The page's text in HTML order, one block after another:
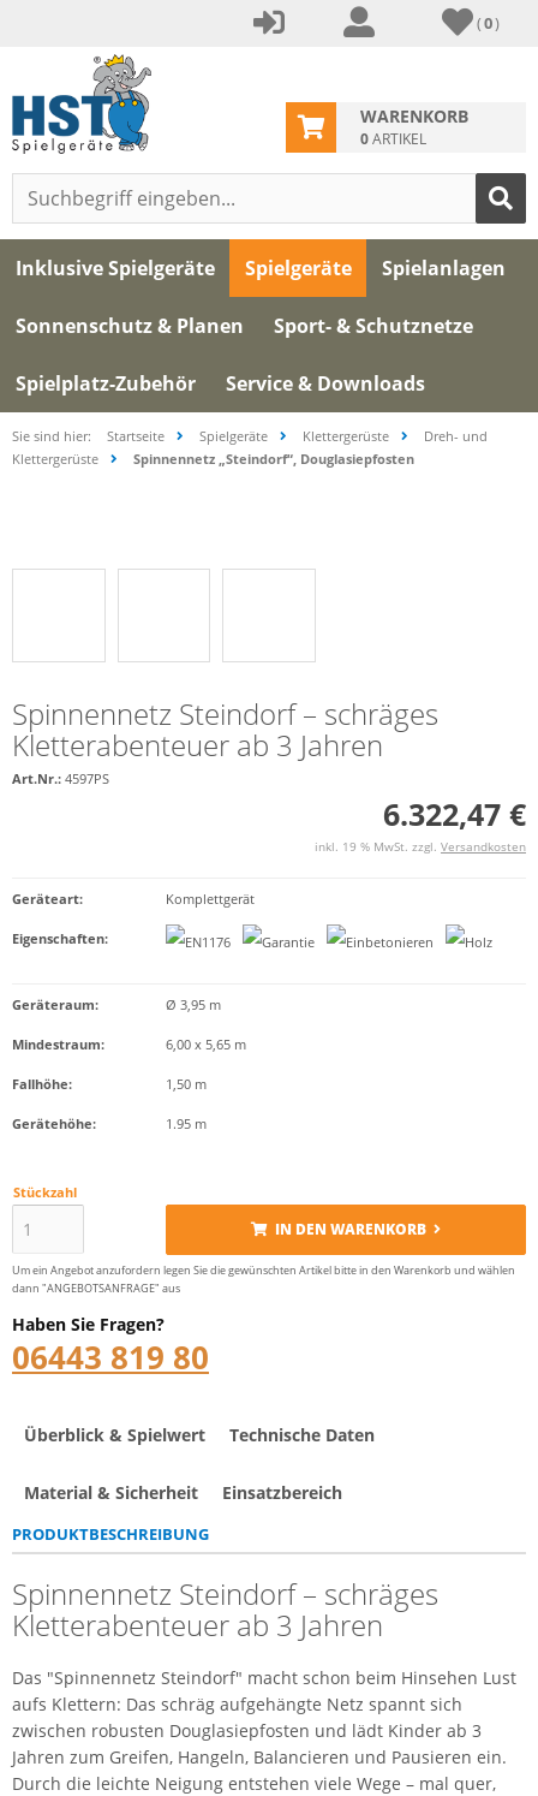
(0)
WARENKORB
0ARTIKEL
Inklusive Spielgeräte Spielgeräte Spielanlagen
Sonnenschutz & Planen Sport- & Schutznetze
Spielplatz-Zubehör Service & Downloads
Sie sind hier: Startseite Spielgeräte Klettergerüste
Dreh- und
Klettergerüste
Spinnennetz „Steindorf“, Douglasiepfosten
Spinnennetz Steindorf – schräges
Kletterabenteuer ab 3 Jahren
Art.Nr.: 4597PS
6.322,47 €
inkl. 19 % MwSt. zzgl. Versandkosten
Geräteart: Komplettgerät
Eigenschaften:
Geräteraum: Ø 3,95 m
Mindestraum: 6,00 x 5,65 m
Fallhöhe: 1,50 m
Gerätehöhe: 1.95 m
Stückzahl
IN DEN WARENKORB
Um ein Angebot anzufordern legen Sie die gewünschten Artikel bitte in den Warenkorb und wählen
dann "ANGEBOTSANFRAGE" aus
Haben Sie Fragen?
06443 819 80
Überblick & Spielwert Technische Daten
Material & Sicherheit Einsatzbereich
PRODUKTBESCHREIBUNG
Spinnennetz Steindorf – schräges
Kletterabenteuer ab 3 Jahren
Das "Spinnennetz Steindorf" macht schon beim Hinsehen Lust
aufs Klettern: Das schräg aufgehängte Netz spannt sich
zwischen robusten Douglasiepfosten und lädt Kinder ab 3
Jahren zum Greifen, Hangeln, Balancieren und Pausieren ein.
Durch die leichte Neigung entstehen viele Wege – mal quer,